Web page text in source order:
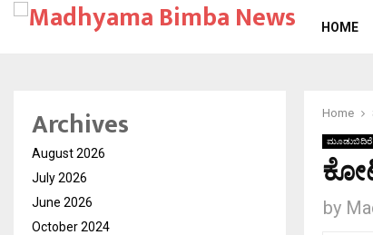
HOME
Home
ಮೂಡುಬಿದಿರೆ
by
Archives
August 2026
July 2026
June 2026
October 2024